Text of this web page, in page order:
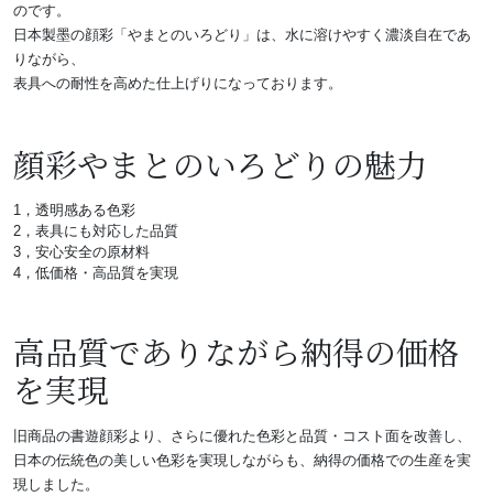
のです。
日本製墨の顔彩「やまとのいろどり」は、水に溶けやすく濃淡自在であ
りながら、
表具への耐性を高めた仕上げりになっております。
顔彩やまとのいろどりの魅力
1，透明感ある色彩
2，表具にも対応した品質
3，安心安全の原材料
4，低価格・高品質を実現
高品質でありながら納得の価格
を実現
旧商品の書遊顔彩より、さらに優れた色彩と品質・コスト面を改善し、
日本の伝統色の美しい色彩を実現しながらも、納得の価格での生産を実
現しました。